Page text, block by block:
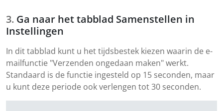
Ga naar het tabblad Samenstellen in
Instellingen
In dit tabblad kunt u het tijdsbestek kiezen waarin de e-
mailfunctie "Verzenden ongedaan maken" werkt.
Standaard is de functie ingesteld op 15 seconden, maar
u kunt deze periode ook verlengen tot 30 seconden.